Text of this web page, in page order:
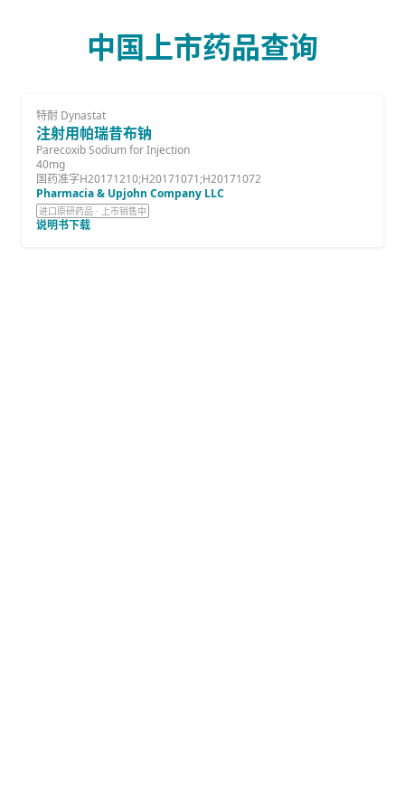
中国上市药品查询
特耐 Dynastat
注射用帕瑞昔布钠
Parecoxib Sodium for Injection
40mg
国药准字H20171210;H20171071;H20171072
Pharmacia & Upjohn Company LLC
进口原研药品 · 上市销售中
说明书下载